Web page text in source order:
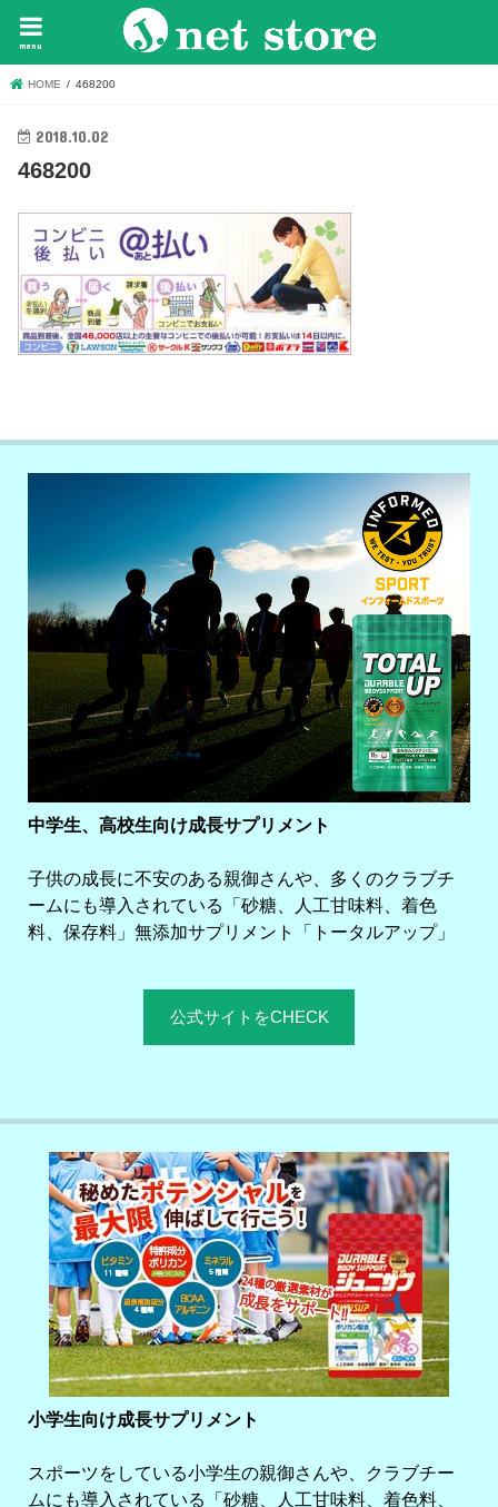
menu
HOME 468200
2018.10.02
468200
中学生、高校生向け成長サプリメント
子供の成長に不安のある親御さんや、多くのクラブチ
ームにも導入されている「砂糖、人工甘味料、着色
料、保存料」無添加サプリメント「トータルアップ」
公式サイトをCHECK
小学生向け成長サプリメント
スポーツをしている小学生の親御さんや、クラブチー
ムにも導入されている「砂糖、人工甘味料、着色料、